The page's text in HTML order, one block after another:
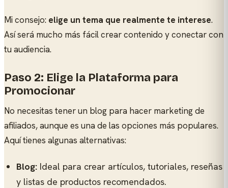
Mi consejo: elige un tema que realmente te interese.
Así será mucho más fácil crear contenido y conectar con
tu audiencia.
Paso 2: Elige la Plataforma para
Promocionar
No necesitas tener un blog para hacer marketing de
afiliados, aunque es una de las opciones más populares.
Aquí tienes algunas alternativas:
Blog: Ideal para crear artículos, tutoriales, reseñas
y listas de productos recomendados.